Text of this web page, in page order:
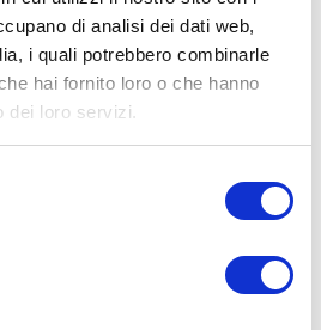
di analisi dei dati web,
i quali potrebbero combinarle
hai fornito loro o che hanno
dei loro servizi.